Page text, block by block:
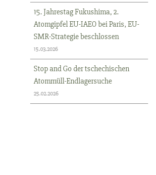
15. Jahrestag Fukushima, 2.
Atomgipfel EU-IAEO bei Paris, EU-
SMR-Strategie beschlossen
15.03.2026
Stop and Go der tschechischen
Atommüll-Endlagersuche
25.02.2026